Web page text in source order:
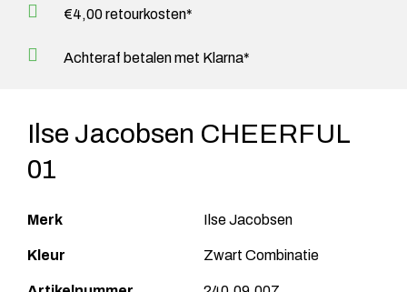
€4,00 retourkosten*
Achteraf betalen met Klarna*
Ilse Jacobsen CHEERFUL
01
Merk Ilse Jacobsen
Kleur Zwart Combinatie